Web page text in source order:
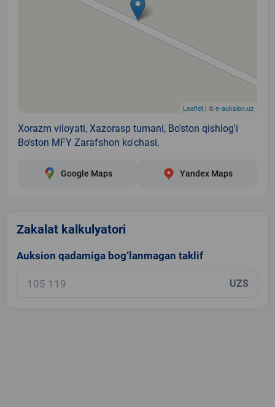
Leaflet | ©e-auksion.uz
Xorazm viloyati, Xazorasp tumani, Bo'ston qishlog'i
Bo'ston MFY Zarafshon ko'chasi,
Google Maps Yandex Maps
Zakalat kalkulyatori
Auksion qadamiga bog‘lanmagan taklif
UZS